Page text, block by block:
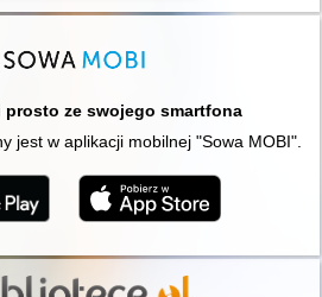
prosto ze swojego smartfona
jest w aplikacji mobilnej "Sowa MOBI".